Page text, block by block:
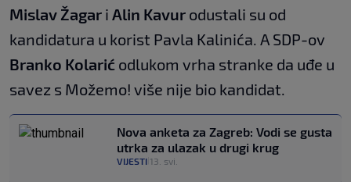
Mislav Žagar i Alin Kavur odustali su od
kandidatura u korist Pavla Kalinića. A SDP-ov
Branko Kolarić odlukom vrha stranke da uđe u
savez s Možemo! više nije bio kandidat.
Nova anketa za Zagreb: Vodi se gusta
utrka za ulazak u drugi krug
VIJESTI 13. svi.